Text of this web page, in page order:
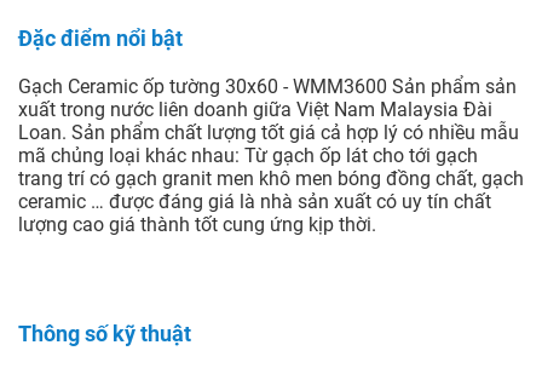
Đặc điểm nổi bật
Gạch Ceramic ốp tường 30x60 - WMM3600 Sản phẩm sản
xuất trong nước liên doanh giữa Việt Nam Malaysia Đài
Loan. Sản phẩm chất lượng tốt giá cả hợp lý có nhiều mẫu
mã chủng loại khác nhau: Từ gạch ốp lát cho tới gạch
trang trí có gạch granit men khô men bóng đồng chất, gạch
ceramic … được đáng giá là nhà sản xuất có uy tín chất
lượng cao giá thành tốt cung ứng kịp thời.
Thông số kỹ thuật